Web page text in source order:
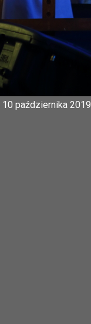
10 października 2019